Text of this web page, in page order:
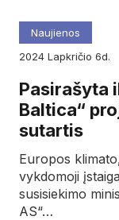
Naujienos
2024
lapkričio 6d.
Pasirašyta
Baltica“
sutartis
Europos
vykdomoji
susisiekimo
AS“…